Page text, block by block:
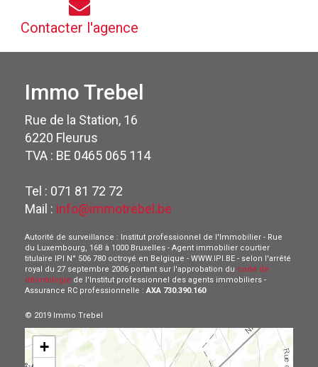
Contacter l'agence
Immo Trebel
Rue de la Station, 16
6220 Fleurus
TVA : BE 0465 065 114
Tel : 071 81 72 72
Mail : info@immotrebel.be
Autorité de surveillance : Institut professionnel de l'Immobilier - Rue
du Luxembourg, 16B à 1000 Bruxelles - Agent immobilier courtier
titulaire IPI N° 506 780 octroyé en Belgique - WWW.IPI.BE - selon l'arrêté
royal du 27 septembre 2006 portant sur l'approbation du code de
déontologie de l'Institut professionnel des agents immobiliers -
Assurance RC professionnelle :AXA 730.390.160
© 2019 Immo Trebel
+